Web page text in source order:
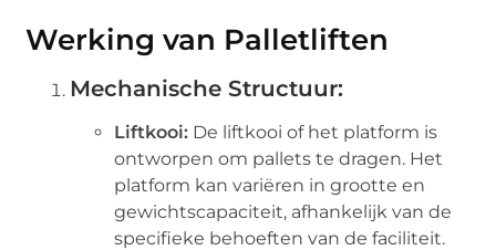
Werking van Palletliften
Mechanische Structuur:
Liftkooi: De liftkooi of het platform is
ontworpen om pallets te dragen. Het
platform kan variëren in grootte en
gewichtscapaciteit, afhankelijk van de
specifieke behoeften van de faciliteit.